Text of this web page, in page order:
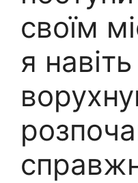
своїм
я